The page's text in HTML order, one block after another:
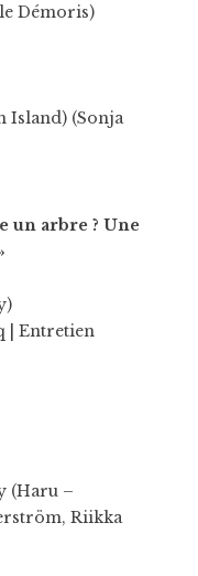
Démoris)
Island) (Sonja
un arbre ? Une
| Entretien
(Haru –
Riikka